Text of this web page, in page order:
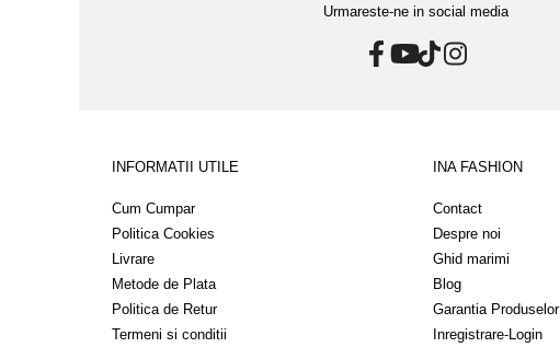
Urmareste-ne in social media
INFORMATII UTILE
Cum Cumpar
Politica Cookies
Livrare
Metode de Plata
Politica de Retur
Termeni si conditii
INA FASHION
Contact
Despre noi
Ghid marimi
Blog
Garantia Produselor
Inregistrare-Login